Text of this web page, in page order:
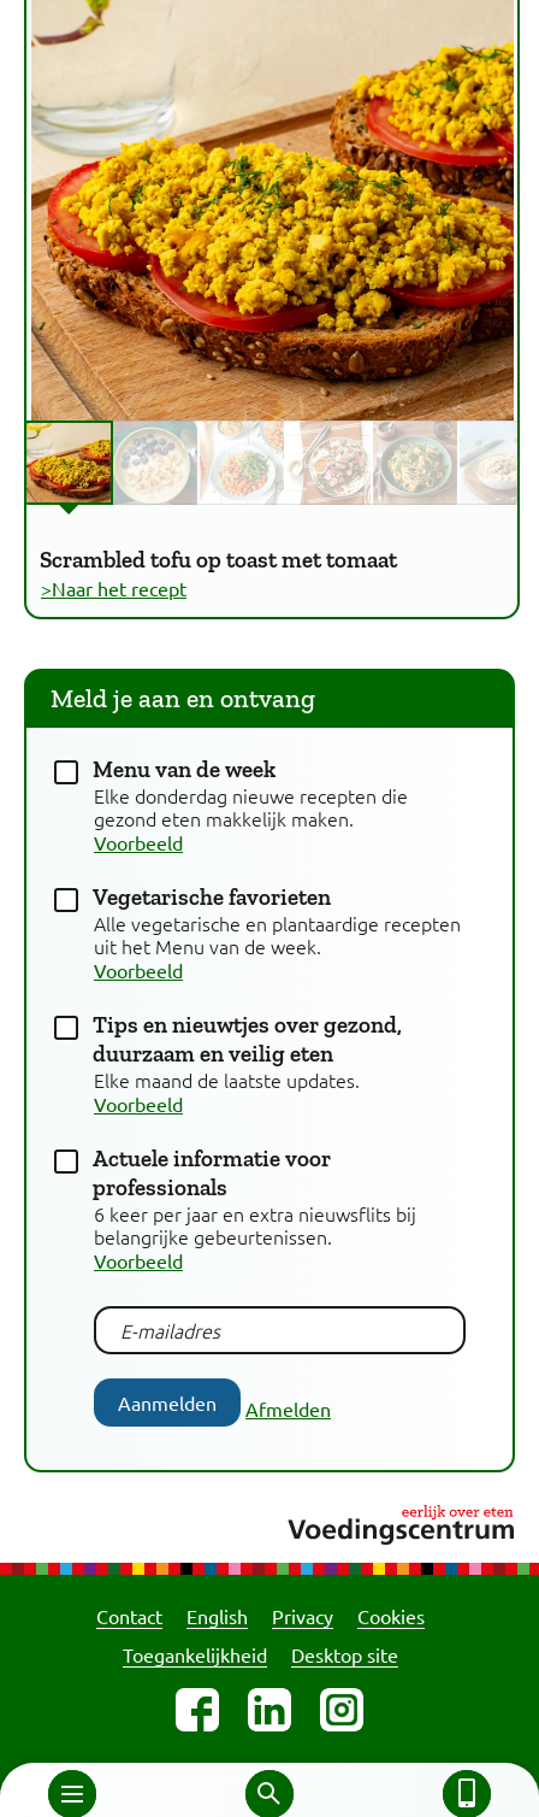
Scrambled tofu op toast met tomaat
>Naar het recept
Meld je aan en ontvang
Menu van de week
Elke donderdag nieuwe recepten die
gezond eten makkelijk maken.
Voorbeeld
Vegetarische favorieten
Alle vegetarische en plantaardige recepten
uit het Menu van de week.
Voorbeeld
Tips en nieuwtjes over gezond,
duurzaam en veilig eten
Elke maand de laatste updates.
Voorbeeld
Actuele informatie voor
professionals
6 keer per jaar en extra nieuwsflits bij
belangrijke gebeurtenissen.
Voorbeeld
Aanmelden Afmelden
Contact English Privacy
Cookies
Toegankelijkheid
Desktop site